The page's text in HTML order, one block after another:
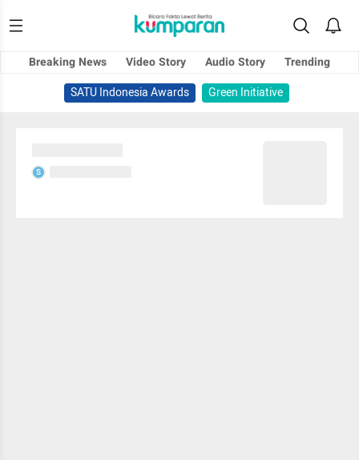
Breaking News Video Story Audio Story
Trending
SATU Indonesia Awards
Green Initiative
S